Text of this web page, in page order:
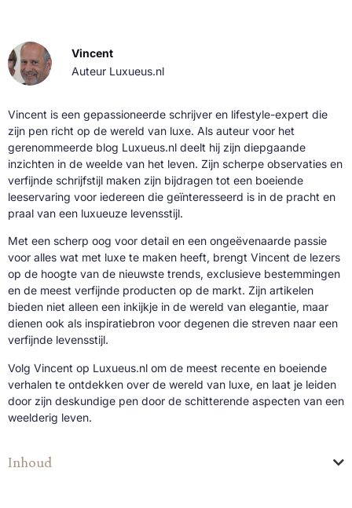
Vincent
Auteur Luxueus.nl
Vincent is een gepassioneerde schrijver en lifestyle-expert die
zijn pen richt op de wereld van luxe. Als auteur voor het
gerenommeerde blog Luxueus.nl deelt hij zijn diepgaande
inzichten in de weelde van het leven. Zijn scherpe observaties en
verfijnde schrijfstijl maken zijn bijdragen tot een boeiende
leeservaring voor iedereen die geïnteresseerd is in de pracht en
praal van een luxueuze levensstijl.
Met een scherp oog voor detail en een ongeëvenaarde passie
voor alles wat met luxe te maken heeft, brengt Vincent de lezers
op de hoogte van de nieuwste trends, exclusieve bestemmingen
en de meest verfijnde producten op de markt. Zijn artikelen
bieden niet alleen een inkijkje in de wereld van elegantie, maar
dienen ook als inspiratiebron voor degenen die streven naar een
verfijnde levensstijl.
Volg Vincent op Luxueus.nl om de meest recente en boeiende
verhalen te ontdekken over de wereld van luxe, en laat je leiden
door zijn deskundige pen door de schitterende aspecten van een
weelderig leven.
Inhoud